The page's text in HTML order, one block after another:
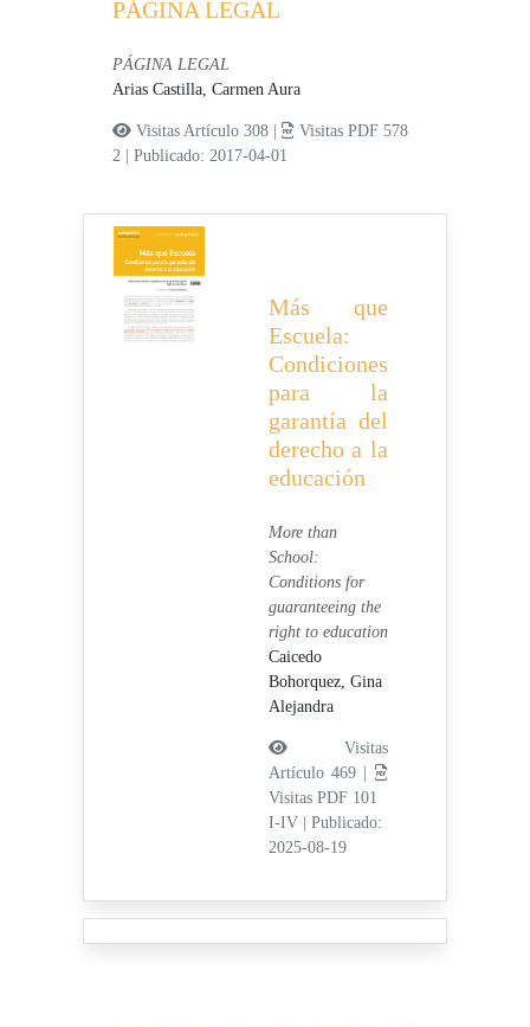
PÁGINA LEGAL
PÁGINA LEGAL
Arias Castilla, Carmen Aura
Visitas Artículo 308 |
Visitas PDF 578
2
|Publicado: 2017-04-01
Más que
Escuela:
Condiciones
para la
garantía del
derecho a la
educación
More than
School:
Conditions for
guaranteeing the
right to education
Caicedo
Bohorquez, Gina
Alejandra
Visitas
Artículo 469 |
Visitas PDF 101
I-IV
Publicado:
2025-08-19